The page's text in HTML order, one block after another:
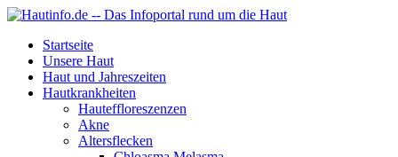
Startseite
Unsere Haut
Haut und Jahreszeiten
Hautkrankheiten
Hauteffloreszenzen
Akne
Altersflecken